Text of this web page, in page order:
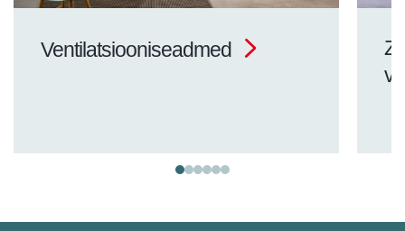
Ventilatsiooniseadmed